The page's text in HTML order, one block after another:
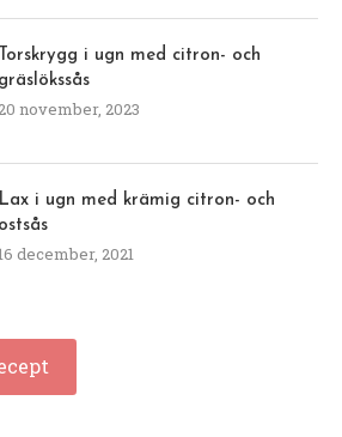
Torskrygg i ugn med citron- och
gräslökssås
november, 2023
Lax i ugn med krämig citron- och
ostsås
december, 2021